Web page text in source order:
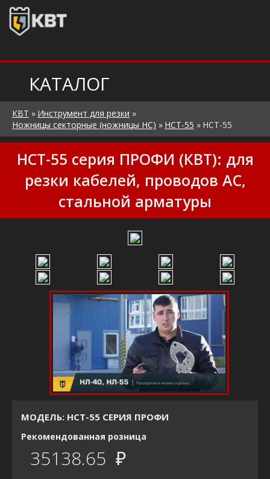
КАТАЛОГ
КВТ » Инструмент для резки »
Ножницы секторные (ножницы НС) » НСТ-55 » НСТ-55
НСТ-55 серия ПРОФИ (КВТ): для
резки кабелей, проводов АС,
стальной арматуры
МОДЕЛЬ: НСТ-55 СЕРИЯ ПРОФИ
Рекомендованная розница
35138.65 ₽